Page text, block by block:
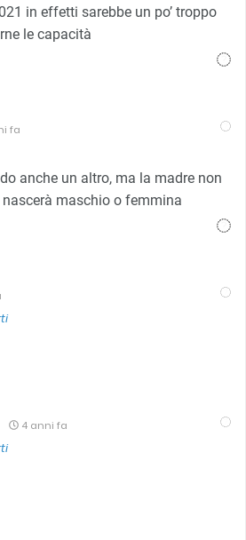
in effetti sarebbe un po’ troppo
le capacità
fa
anche un altro, ma la madre non
maschio o femmina
4 anni fa